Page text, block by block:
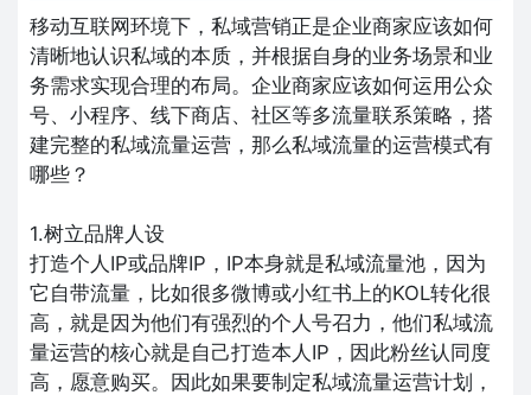
移动互联网环境下，私域营销正是企业商家应该如何
清晰地认识私域的本质，并根据自身的业务场景和业
务需求实现合理的布局。企业商家应该如何运用公众
号、小程序、线下商店、社区等多流量联系策略，搭
建完整的私域流量运营，那么私域流量的运营模式有
哪些？
1.树立品牌人设
打造个人IP或品牌IP，IP本身就是私域流量池，因为
它自带流量，比如很多微博或小红书上的KOL转化很
高，就是因为他们有强烈的个人号召力，他们私域流
量运营的核心就是自己打造本人IP，因此粉丝认同度
高，愿意购买。因此如果要制定私域流量运营计划，